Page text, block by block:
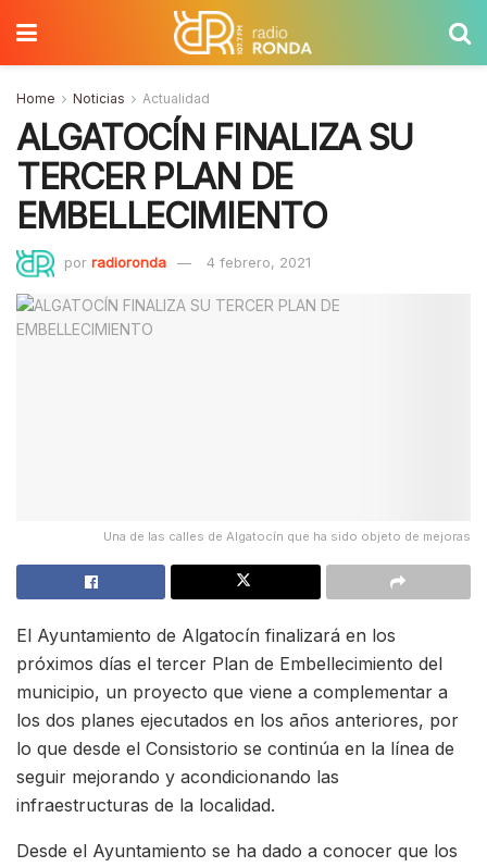
Home Noticias Actualidad
ALGATOCÍN FINALIZA SU
TERCER PLAN DE
EMBELLECIMIENTO
por radioronda 4 febrero, 2021
Una de las calles de Algatocín que ha sido objeto de mejoras
El Ayuntamiento de Algatocín finalizará en los
próximos días el tercer Plan de Embellecimiento del
municipio, un proyecto que viene a complementar a
los dos planes ejecutados en los años anteriores, por
lo que desde el Consistorio se continúa en la línea de
seguir mejorando y acondicionando las
infraestructuras de la localidad.
Desde el Ayuntamiento se ha dado a conocer que los